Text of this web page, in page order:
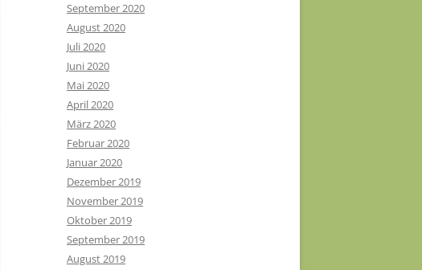
September 2020
August 2020
Juli 2020
Juni 2020
Mai 2020
April 2020
März 2020
Februar 2020
Januar 2020
Dezember 2019
November 2019
Oktober 2019
September 2019
August 2019